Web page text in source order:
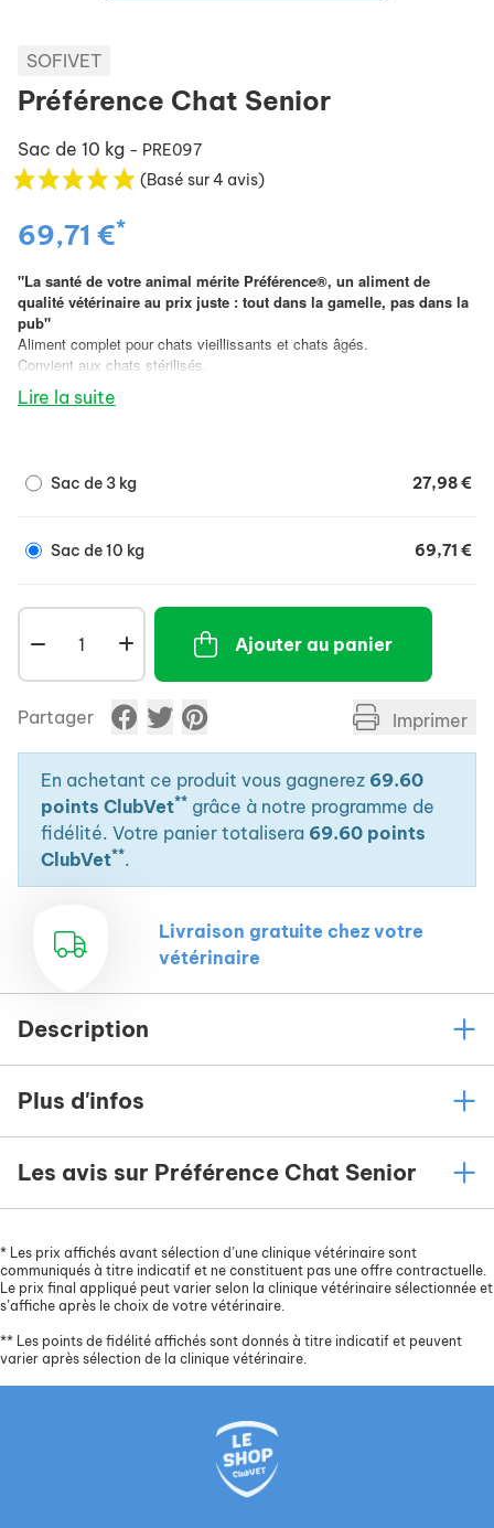
SOFIVET
Préférence Chat Senior
Sac de 10 kg - PRE097
(Basé sur 4 avis)
69,71 €*
"La santé de votre animal mérite Préférence®, un aliment de
qualité vétérinaire au prix juste : tout dans la gamelle, pas dans la
pub"
Aliment complet pour chats vieillissants et chats âgés.
Convient aux chats stérilisés.
Lire la suite
Sac de 3 kg 27,98 €
Sac de 10 kg 69,71 €
Ajouter au panier
Partager Imprimer
En achetant ce produit vous gagnerez 69.60
points ClubVet** grâce à notre programme de
fidélité. Votre panier totalisera 69.60 points
ClubVet**.
Livraison gratuite chez votre
vétérinaire
Description
Plus d'infos
Les avis sur Préférence Chat Senior
* Les prix affichés avant sélection d’une clinique vétérinaire sont
communiqués à titre indicatif et ne constituent pas une offre contractuelle.
Le prix final appliqué peut varier selon la clinique vétérinaire sélectionnée et
s’affiche après le choix de votre vétérinaire.
** Les points de fidélité affichés sont donnés à titre indicatif et peuvent
varier après sélection de la clinique vétérinaire.